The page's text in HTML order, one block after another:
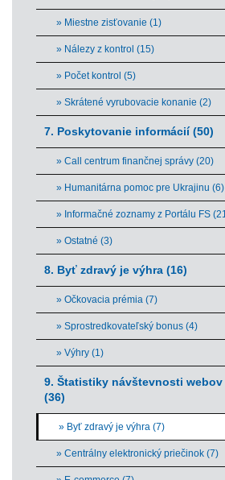
» Miestne zisťovanie (1)
» Nálezy z kontrol (15)
» Počet kontrol (5)
» Skrátené vyrubovacie konanie (2)
7. Poskytovanie informácií (50)
» Call centrum finančnej správy (20)
» Humanitárna pomoc pre Ukrajinu (6)
» Informačné zoznamy z Portálu FS
» Ostatné (3)
8. Byť zdravý je výhra (16)
» Očkovacia prémia (7)
» Sprostredkovateľský bonus (4)
» Výhry (1)
9. Štatistiky návštevnosti webov
(36)
» Byť zdravý je výhra (7)
» Centrálny elektronický priečinok (7)